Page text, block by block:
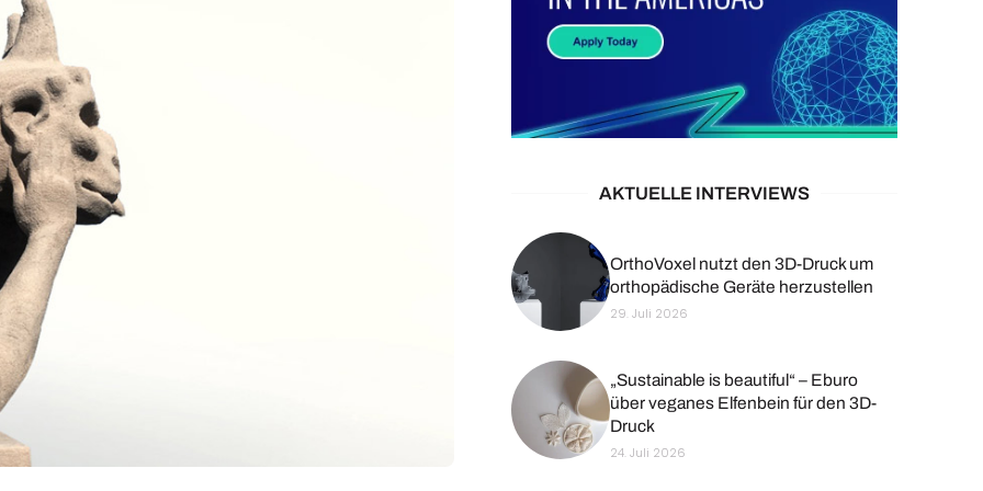
Business
Interviews
Rankings
Videos
AKTUELLE INTERVIEWS
OrthoVoxel nutzt den 3D-Druck um
orthopädische Geräte herzustellen
29. Juli 2026
„Sustainable is beautiful“ – Eburo
über veganes Elfenbein für den 3D-
Druck
24. Juli 2026